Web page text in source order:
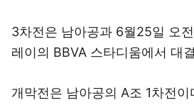
3차전은 남아공과 6월25일 오
레이의 BBVA 스타디움에서 대
개막전은 남아공의 A조 1차전